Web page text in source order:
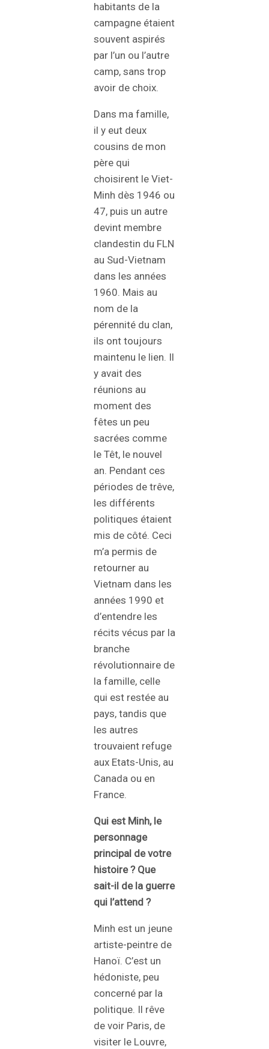
habitants de la
campagne étaient
souvent aspirés
par l’un ou l’autre
camp, sans trop
avoir de choix.
Dans ma famille,
il y eut deux
cousins de mon
père qui
choisirent le Viet-
Minh dès 1946 ou
47, puis un autre
devint membre
clandestin du FLN
au Sud-Vietnam
dans les années
1960. Mais au
nom de la
pérennité du clan,
ils ont toujours
maintenu le lien. Il
y avait des
réunions au
moment des
fêtes un peu
sacrées comme
le Têt, le nouvel
an. Pendant ces
périodes de trêve,
les différents
politiques étaient
mis de côté. Ceci
m’a permis de
retourner au
Vietnam dans les
années 1990 et
d’entendre les
récits vécus par la
branche
révolutionnaire de
la famille, celle
qui est restée au
pays, tandis que
les autres
trouvaient refuge
aux Etats-Unis, au
Canada ou en
France.
Qui est Minh, le
personnage
principal de votre
histoire ? Que
sait-il de la guerre
qui l’attend ?
Minh est un jeune
artiste-peintre de
Hanoï. C’est un
hédoniste, peu
concerné par la
politique. Il rêve
de voir Paris, de
visiter le Louvre,